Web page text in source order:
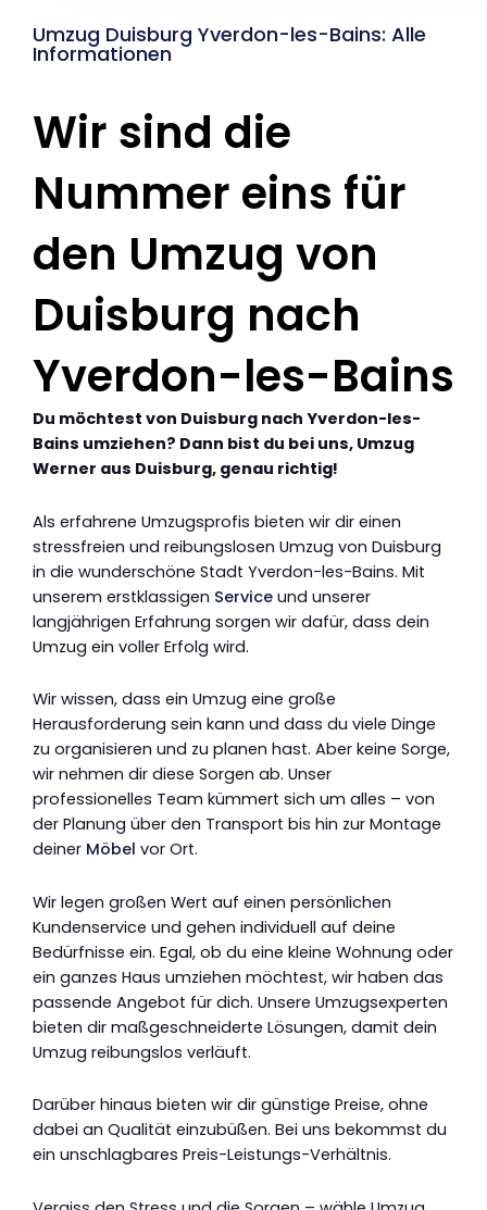
Umzug Duisburg Yverdon-les-Bains: Alle
Informationen
Wir sind die
Nummer eins für
den Umzug von
Duisburg nach
Yverdon-les-Bains
Du möchtest von Duisburg nach Yverdon-les-
Bains umziehen? Dann bist du bei uns, Umzug
Werner aus Duisburg, genau richtig!
Als erfahrene Umzugsprofis bieten wir dir einen
stressfreien und reibungslosen Umzug von Duisburg
in die wunderschöne Stadt Yverdon-les-Bains. Mit
unserem erstklassigen Service und unserer
langjährigen Erfahrung sorgen wir dafür, dass dein
Umzug ein voller Erfolg wird.
Wir wissen, dass ein Umzug eine große
Herausforderung sein kann und dass du viele Dinge
zu organisieren und zu planen hast. Aber keine Sorge,
wir nehmen dir diese Sorgen ab. Unser
professionelles Team kümmert sich um alles – von
der Planung über den Transport bis hin zur Montage
deiner Möbel vor Ort.
Wir legen großen Wert auf einen persönlichen
Kundenservice und gehen individuell auf deine
Bedürfnisse ein. Egal, ob du eine kleine Wohnung oder
ein ganzes Haus umziehen möchtest, wir haben das
passende Angebot für dich. Unsere Umzugsexperten
bieten dir maßgeschneiderte Lösungen, damit dein
Umzug reibungslos verläuft.
Darüber hinaus bieten wir dir günstige Preise, ohne
dabei an Qualität einzubüßen. Bei uns bekommst du
ein unschlagbares Preis-Leistungs-Verhältnis.